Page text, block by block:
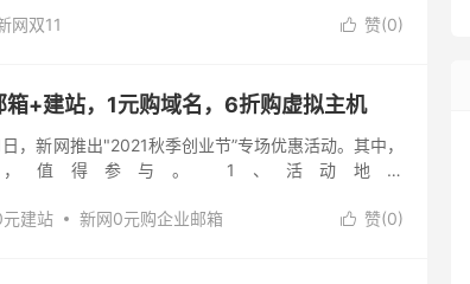
 赞(0)
网双11
+建站，1元购域名，6折购虚拟主机
，新网推出"2021秋季创业节”专场优惠活动。其中，
值得参与。 1、活动地址
 赞(0)
建站
新网0元购企业邮箱